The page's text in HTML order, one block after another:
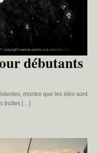
débutants
montre que les étés sont
truites […]